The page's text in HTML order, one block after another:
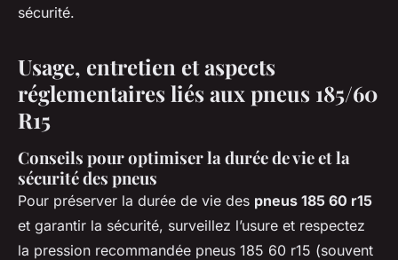
sécurité.
Usage, entretien et aspects
réglementaires liés aux pneus 185/60
R15
Conseils pour optimiser la durée de vie et la
sécurité des pneus
Pour préserver la durée de vie des pneus 185 60 r15
et garantir la sécurité, surveillez l’usure et respectez
la pression recommandée pneus 185 60 r15 (souvent